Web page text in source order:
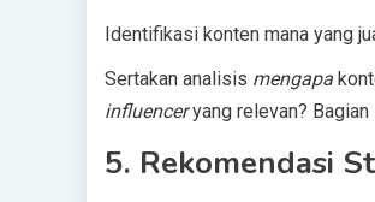
Identifikasi konten mana yang
Sertakan analisis mengapa
influenceryang relevan?
5. Rekomendasi